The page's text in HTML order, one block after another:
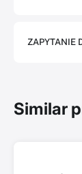
ZAPYTANIE
Similar